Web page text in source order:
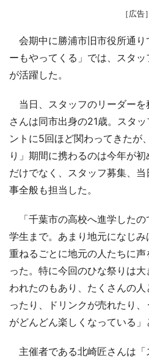
［広告］
会期中に勝浦市旧市役所通り
ーもやってくる」では、スタ
が活躍した。
当日、スタッフのリーダーを
さんは同市出身の21歳。スタ
ントに5回ほど関わってきたが
り」期間に携わるのは今年が
だけでなく、スタッフ募集、
事全般も担当した。
「千葉市の高校へ進学したの
学生まで。あまり地元になじ
重ねるごとに地元の人たちに
った。特に今回のひな祭りは
われたのもあり、たくさんの
ったり、ドリンクが売れたり
がどんどん楽しくなっている」
主催者である北崎匠さんは「